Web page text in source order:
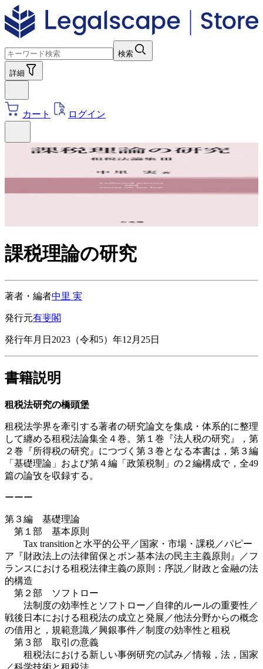
検索
詳細
カート ログイン
課税理論の研究
著者・編者中里 実
発行元有斐閣
発行年月日 2023（令和5）年12月25日
書籍説明
租税法研究の橋頭堡
租税法学界を牽引する著者の研究論文を集成・体系的に整理
して纏める租税法論集全４巻。第１巻『法人税の研究』，第
２巻『所得税の研究』につづく第３巻となる本書は，第３編
「基礎理論」および第４編「政策税制」の２編構成で，全49
篇の論攷を収録する。
ーーー
第３編 基礎理論
第１部 基本原則
Tax transitionと水平的公平／国家・市場・課税／パピー
ア『財政法上の法律留保とボン基本法の民主主義原則』／フ
ランスにおける租税法律主義の原則：序説／財政と金融の法
的構造
第２部 ソフトロー
法制度の効率性とソフトロー／自律的ルールの重要性／
戦後日本における租税法の成立と発展／他法分野からの概念
の借用と，規範意識／興銀事件／制度の効率性と租税
第３部 取引の意義
租税法における新しい事例研究の試み／情報，法，国家
／科学技術と租税法